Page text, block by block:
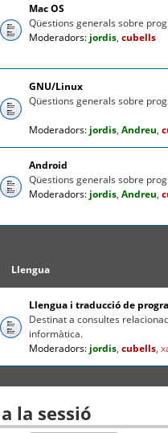
Mac OS
Qüestions generals sobre
Moderadors: jordis, cubells
GNU/Linux
Qüestions generals sobre
Moderadors: jordis, Andreu,
Android
Qüestions generals sobre
Moderadors: jordis, Andreu,
Llengua
Llengua i traducció de
Destinat a consultes
informàtica.
Moderadors: jordis, cubells,
la sessió